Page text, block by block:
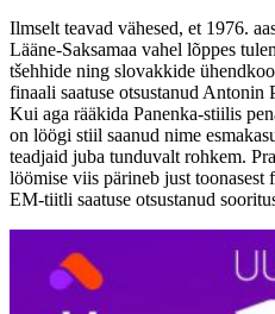
Ilmselt teavad vähesed, et 1976.
Lääne-Saksamaa vahel lõppes
tšehhide ning slovakkide
finaali saatuse otsustanud Antonin
Kui aga rääkida Panenka-stiilis
on löögi stiil saanud nime
teadjaid juba tunduvalt rohkem.
löömise viis pärineb just toonasest
EM-tiitli saatuse otsustanud